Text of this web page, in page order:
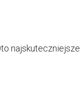
najskuteczniejsze